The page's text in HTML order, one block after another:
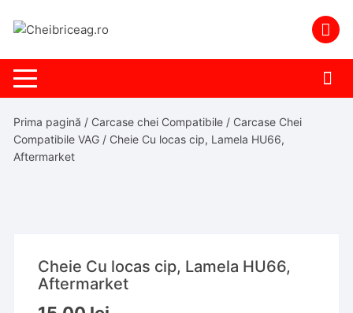
Prima pagină / Carcase chei Compatibile / Carcase Chei
Compatibile VAG / Cheie Cu locas cip, Lamela HU66,
Aftermarket
Cheie Cu locas cip, Lamela HU66,
Aftermarket